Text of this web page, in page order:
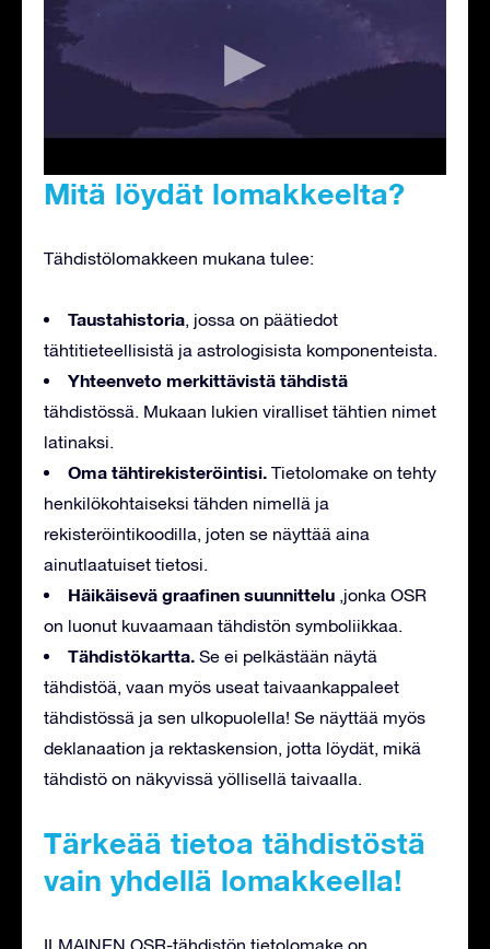
Mitä löydät lomakkeelta?
Tähdistölomakkeen mukana tulee:
Taustahistoria, jossa on päätiedot
tähtitieteellisistä ja astrologisista komponenteista.
Yhteenveto merkittävistä tähdistä
tähdistössä. Mukaan lukien viralliset tähtien nimet
latinaksi.
Oma tähtirekisteröintisi. Tietolomake on tehty
henkilökohtaiseksi tähden nimellä ja
rekisteröintikoodilla, joten se näyttää aina
ainutlaatuiset tietosi.
Häikäisevä graafinen suunnittelu ,jonka OSR
on luonut kuvaamaan tähdistön symboliikkaa.
Tähdistökartta. Se ei pelkästään näytä
tähdistöä, vaan myös useat taivaankappaleet
tähdistössä ja sen ulkopuolella! Se näyttää myös
deklanaation ja rektaskension, jotta löydät, mikä
tähdistö on näkyvissä yöllisellä taivaalla.
Tärkeää tietoa tähdistöstä
vain yhdellä lomakkeella!
ILMAINEN OSR-tähdistön tietolomake on